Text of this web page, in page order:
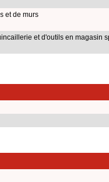
et de murs
et d'outils en magasin